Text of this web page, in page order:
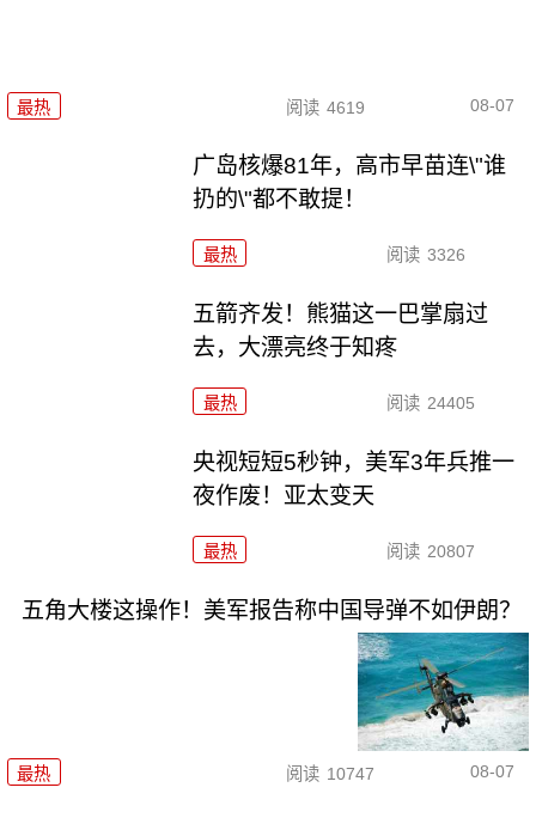
最热 阅读 4619 08-07
广岛核爆81年，高市早苗连\"谁
扔的\"都不敢提！
最热 阅读 3326
五箭齐发！熊猫这一巴掌扇过
去，大漂亮终于知疼
最热 阅读 24405
央视短短5秒钟，美军3年兵推一
夜作废！亚太变天
最热 阅读 20807
五角大楼这操作！美军报告称中国导弹不如伊朗？
最热 阅读 10747 08-07